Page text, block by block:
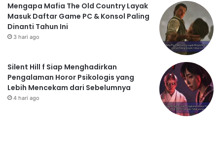
Mengapa Mafia The Old Country Layak
Masuk Daftar Game PC & Konsol Paling
Dinanti Tahun Ini
3 hari ago
Silent Hill f Siap Menghadirkan
Pengalaman Horor Psikologis yang
Lebih Mencekam dari Sebelumnya
4 hari ago